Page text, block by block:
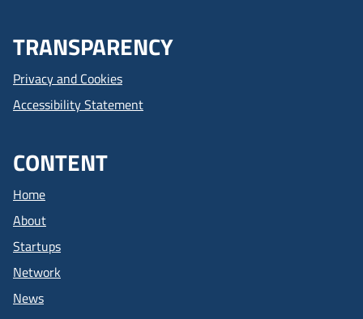
TRANSPARENCY
Privacy and Cookies
Accessibility Statement
CONTENT
Home
About
Startups
Network
News